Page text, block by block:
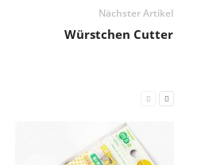
Nächster Artikel
Würstchen Cutter